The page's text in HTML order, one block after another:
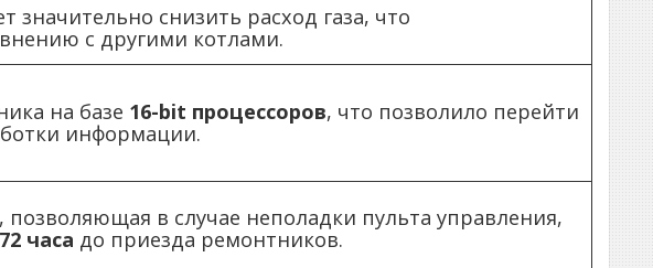
значительно снизить расход газа, что
с другими котлами.
на базе 16-bit процессоров, что позволило перейти
информации.
в случае неполадки пульта управления,
72 часа до приезда ремонтников.